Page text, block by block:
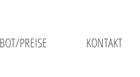
PREISE KONTAKT